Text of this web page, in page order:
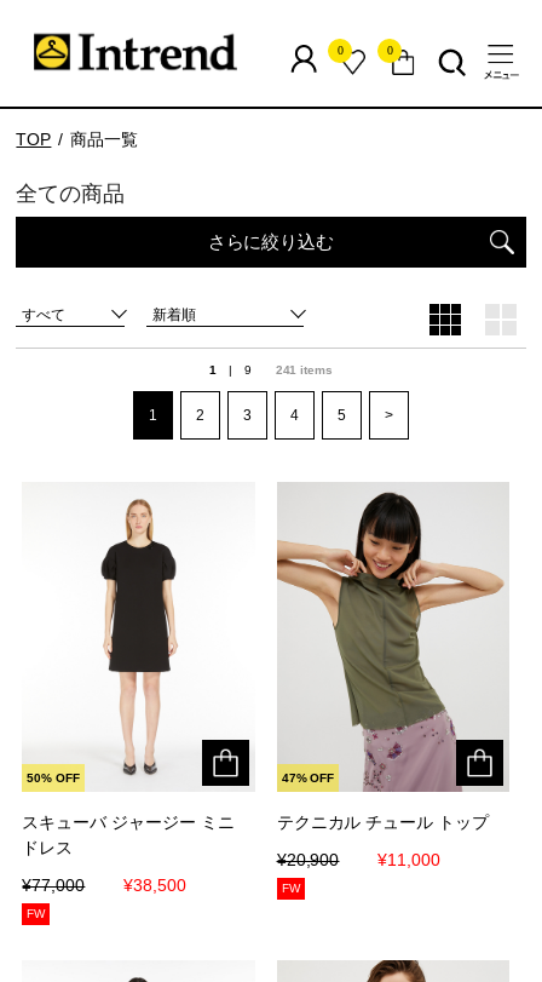
0 0
TOP 商品一覧
全ての商品
さらに絞り込む
すべて 新着順
1 | 9 241 items
1 2 3 4 5 >
スキューバ ジャージー ミニ
ドレス
¥77,000
¥38,500
50% OFF
スキューバ ジャージー ミニ
ドレス
¥77,000
¥38,500
FW
テクニカル チュール トップ
¥20,900
¥11,000
47% OFF
テクニカル チュール トップ
¥20,900
¥11,000
FW